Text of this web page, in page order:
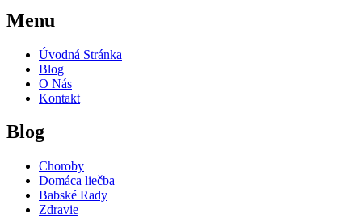
Menu
Úvodná Stránka
Blog
O Nás
Kontakt
Blog
Choroby
Domáca liečba
Babské Rady
Zdravie